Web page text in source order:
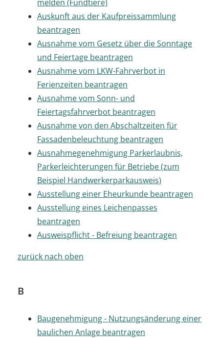
melden (Fundtiere)
Auskunft aus der Kaufpreissammlung
beantragen
Ausnahme vom Gesetz über die Sonntage
und Feiertage beantragen
Ausnahme vom LKW-Fahrverbot in
Ferienzeiten beantragen
Ausnahme vom Sonn- und
Feiertagsfahrverbot beantragen
Ausnahme von den Abschaltzeiten für
Fassadenbeleuchtung beantragen
Ausnahmegenehmigung Parkerlaubnis,
Parkerleichterungen für Betriebe (zum
Beispiel Handwerkerparkausweis)
Ausstellung einer Eheurkunde beantragen
Ausstellung eines Leichenpasses
beantragen
Ausweispflicht - Befreiung beantragen
zurück nach oben
B
Baugenehmigung - Nutzungsänderung einer
baulichen Anlage beantragen